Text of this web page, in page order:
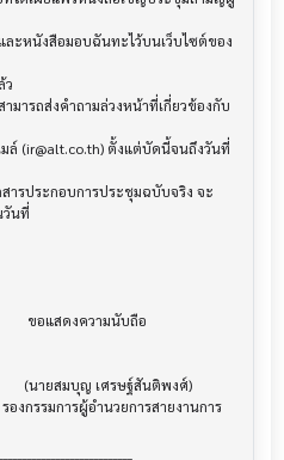
ละหนังสือมอบฉันทะไว้บนเว็บไซต์ของ
ว
มารถส่งคำถามล่วงหน้าที่เกี่ยวข้องกับ
ล์ (ir@alt.co.th) ตั้งแต่บัดนี้จนถึงวันที่
ารประกอบการประชุมฉบับจริง จะ
วันที่